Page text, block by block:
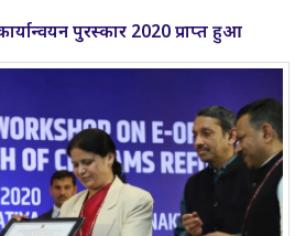
पुरस्कार 2020 प्राप्त हुआ